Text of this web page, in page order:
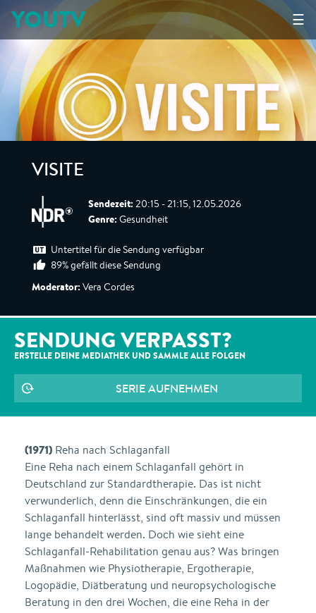
☰
YOUTV
VISITE
Sendezeit: 20:15 - 21:15, 12.05.2026
Genre: Gesundheit
Untertitel für die Sendung verfügbar
89% gefällt diese Sendung
Moderator: Vera Cordes
SENDUNG VERPASST?
ERSTELLE DEINE MEDIATHEK UND SAMMLE ALLE FOLGEN
SERIE AUFNEHMEN
(1971) Reha nach Schlaganfall
Eine Reha nach einem Schlaganfall gehört in
Deutschland zur Standardtherapie. Das ist nicht
verwunderlich, denn die Einschränkungen, die ein
Schlaganfall hinterlässt, sind oft massiv und müssen
lange behandelt werden. Doch wie sieht eine
Schlaganfall-Rehabilitation genau aus? Was bringen
Maßnahmen wie Physiotherapie, Ergotherapie,
Logopädie, Diätberatung und neuropsychologische
Beratung in den drei Wochen, die eine Reha in der